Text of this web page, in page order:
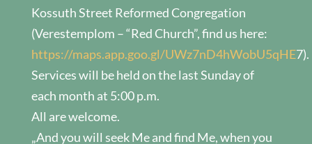
Kossuth Street Reformed Congregation
(Verestemplom – “Red Church”, find us here:
https://maps.app.goo.gl/UWz7nD4hWobU5qHE7).
Services will be held on the last Sunday of
each month at 5:00 p.m.
All are welcome.
„And you will seek Me and find Me, when you